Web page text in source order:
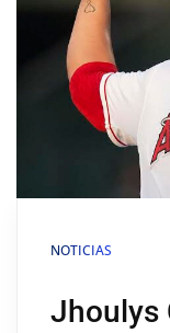
NOTICIAS
Jhoulys